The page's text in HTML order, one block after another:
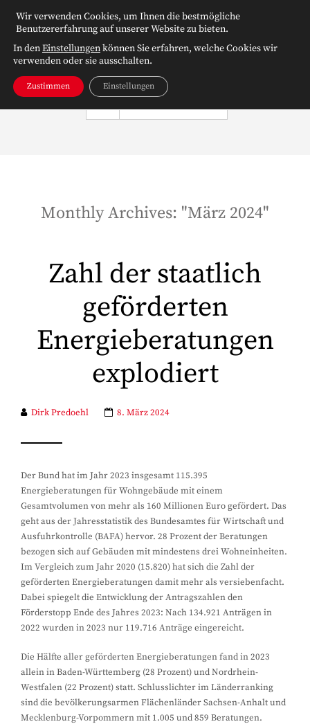
Monthly Archives: "März 2024"
Zahl der staatlich
geförderten
Energieberatungen
explodiert
Dirk Predoehl 8. März 2024
Der Bund hat im Jahr 2023 insgesamt 115.395
Energieberatungen für Wohngebäude mit einem
Gesamtvolumen von mehr als 160 Millionen Euro gefördert. Das
geht aus der Jahresstatistik des Bundesamtes für Wirtschaft und
Ausfuhrkontrolle (BAFA) hervor. 28 Prozent der Beratungen
bezogen sich auf Gebäuden mit mindestens drei Wohneinheiten.
Im Vergleich zum Jahr 2020 (15.820) hat sich die Zahl der
geförderten Energieberatungen damit mehr als versiebenfacht.
Dabei spiegelt die Entwicklung der Antragszahlen den
Förderstopp Ende des Jahres 2023: Nach 134.921 Anträgen in
2022 wurden in 2023 nur 119.716 Anträge eingereicht.
Die Hälfte aller geförderten Energieberatungen fand in 2023
allein in Baden-Württemberg (28 Prozent) und Nordrhein-
Westfalen (22 Prozent) statt. Schlusslichter im Länderranking
sind die bevölkerungsarmen Flächenländer Sachsen-Anhalt und
Mecklenburg-Vorpommern mit 1.005 und 859 Beratungen.
Wir verwenden Cookies, um Ihnen die bestmögliche
Benutzererfahrung auf unserer Website zu bieten.
In denEinstellungenkönnen Sie erfahren, welche Cookies wir
verwenden oder sie ausschalten.
Zustimmen Einstellungen